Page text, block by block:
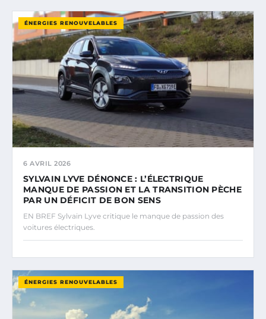
ÉNERGIES RENOUVELABLES
6 AVRIL 2026
SYLVAIN LYVE DÉNONCE : L’ÉLECTRIQUE
MANQUE DE PASSION ET LA TRANSITION PÈCHE
PAR UN DÉFICIT DE BON SENS
EN BREF Sylvain Lyve critique le manque de passion des
voitures électriques.
ÉNERGIES RENOUVELABLES